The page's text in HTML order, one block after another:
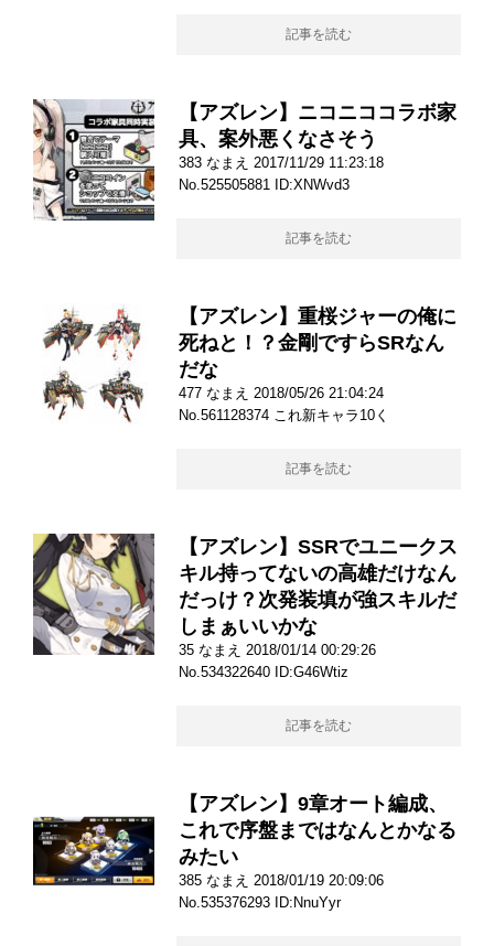
記事を読む
【アズレン】ニコニココラボ家
具、案外悪くなさそう
383 なまえ 2017/11/29 11:23:18
No.525505881 ID:XNWvd3
記事を読む
【アズレン】重桜ジャーの俺に
死ねと！？金剛ですらSRなん
だな
477 なまえ 2018/05/26 21:04:24
No.561128374 これ新キャラ10く
記事を読む
【アズレン】SSRでユニークス
キル持ってないの高雄だけなん
だっけ？次発装填が強スキルだ
しまぁいいかな
35 なまえ 2018/01/14 00:29:26
No.534322640 ID:G46Wtiz
記事を読む
【アズレン】9章オート編成、
これで序盤まではなんとかなる
みたい
385 なまえ 2018/01/19 20:09:06
No.535376293 ID:NnuYyr